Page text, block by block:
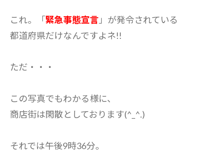
これ。「緊急事態宣言 」が発令されている
都道府県だけなんですよネ!!
ただ・・・
この写真でもわかる様に、
商店街は閑散としております(^_^.)
それでは午後9時36分。